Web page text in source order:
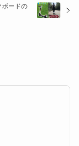
ードの